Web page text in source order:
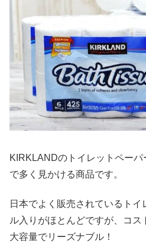
KIRKLANDのトイレットペー
で多く見かける商品です。
日本でよく販売されているト
ル入りがほとんどですが、コス
大容量でリーズナブル！